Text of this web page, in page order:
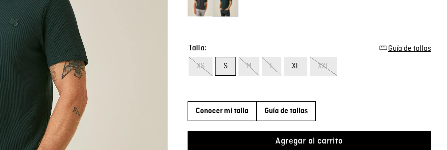
Guía de tallas
Talla
XS S M L XL XXL
Conocer mi talla Guía de tallas
Agregar al carrito